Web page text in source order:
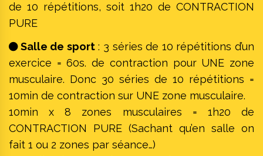
de 10 répétitions, soit 1h20 de CONTRACTION
PURE
Salle de sport: 3 séries de 10 répétitions d’un
exercice = 60s. de contraction pour UNE zone
musculaire. Donc 30 séries de 10 répétitions =
10min de contraction sur UNE zone musculaire.
10min x 8 zones musculaires = 1h20 de
CONTRACTION PURE (Sachant qu’en salle on
fait 1 ou 2 zones par séance…)